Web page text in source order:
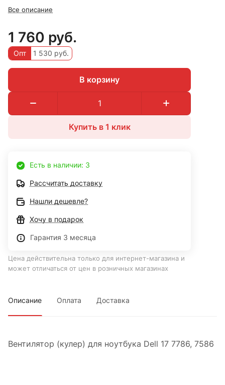
Все описание
1 760 руб.
Опт 1 530 руб.
В корзину
Купить в 1 клик
Есть в наличии: 3
Рассчитать доставку
Нашли дешевле?
Хочу в подарок
Гарантия 3 месяца
Цена действительна только для интернет-магазина и
может отличаться от цен в розничных магазинах
Описание Оплата Доставка
Вентилятор (кулер) для ноутбука Dell 17 7786, 7586